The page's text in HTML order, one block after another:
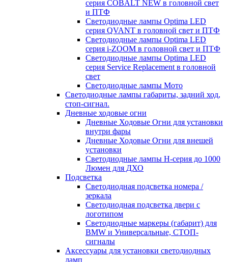
серия COBALT NEW в головной свет
и ПТФ
Светодиодные лампы Optima LED
серия QVANT в головной свет и ПТФ
Светодиодные лампы Optima LED
серия i-ZOOM в головной свет и ПТФ
Светодиодные лампы Optima LED
серия Service Replacement в головной
свет
Светодиодные лампы Мото
Светодиодные лампы габариты, задний ход,
стоп-сигнал.
Дневные ходовые огни
Дневные Ходовые Огни для установки
внутри фары
Дневные Ходовые Огни для внешей
установки
Светодиодные лампы H-серия до 1000
Люмен для ДХО
Подсветка
Светодиодная подсветка номера /
зеркала
Светодиодная подсветка двери с
логотипом
Светодиодные маркеры (габарит) для
BMW и Универсальные, СТОП-
сигналы
Аксессуары для установки светодиодных
ламп